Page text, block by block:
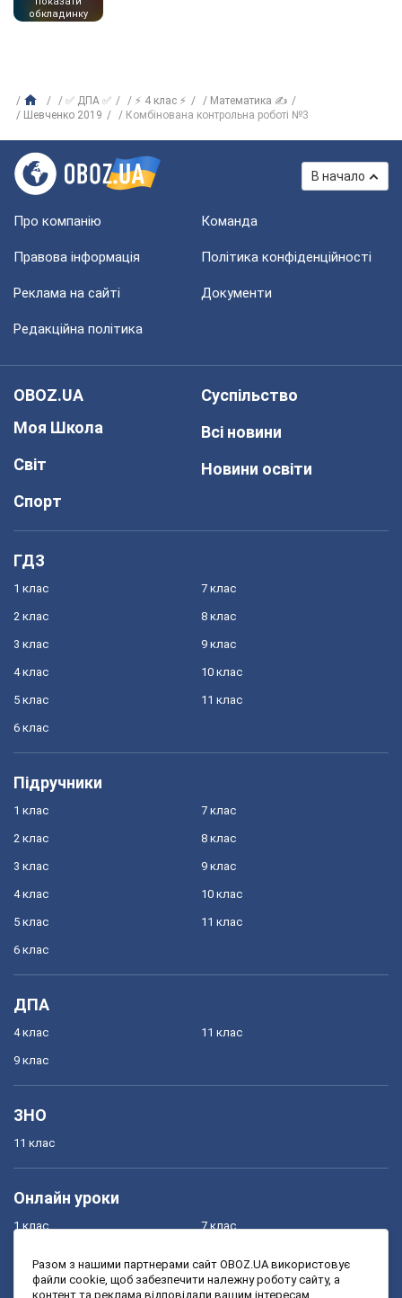
обкладинку
✅ ДПА ✅ ⚡ 4 клас ⚡
Математика ✍
Шевченко 2019
Комбінована контрольна роботі №3
В начало
Про компанію Команда
Правова інформація Політика конфіденційності
Реклама на сайті Документи
Редакційна політика
OBOZ.UA
Моя Школа
Світ
Спорт
Суспільство
Всі новини
Новини освіти
ГДЗ
1 клас
2 клас
3 клас
4 клас
5 клас
6 клас
7 клас
8 клас
9 клас
10 клас
11 клас
Підручники
1 клас
2 клас
3 клас
4 клас
5 клас
6 клас
7 клас
8 клас
9 клас
10 клас
11 клас
ДПА
4 клас
9 клас
11 клас
ЗНО
11 клас
Онлайн уроки
1 клас
3 клас
7 клас
9 клас
Разом з нашими партнерами сайт OBOZ.UA використовує
файли cookie, щоб забезпечити належну роботу сайту, а
контент та реклама відповідали вашим інтересам.